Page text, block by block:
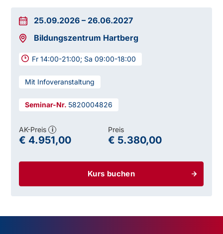
25.09.2026 – 26.06.2027
Bildungszentrum Hartberg
Fr 14:00-21:00; Sa 09:00-18:00
Mit Infoveranstaltung
5820004826
Kurs buchen
AK-Preis i
€ 4.951,00
Preis
€ 5.380,00